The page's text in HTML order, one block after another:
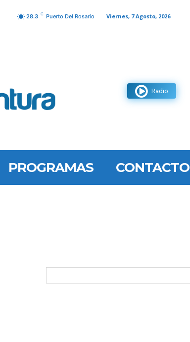
28.3 C Puerto Del Rosario Viernes, 7 Agosto, 2026
Radio
PROGRAMAS CONTACTO